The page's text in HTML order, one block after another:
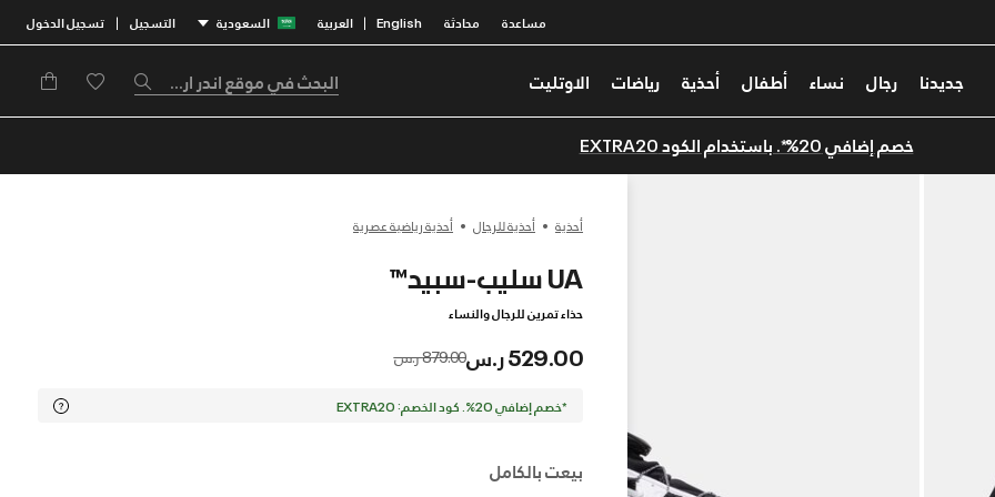
مساعدة محادثة English
| العربية السعودية التسجيل | تسجيل الدخول
جديدنا رجال نساء أطفال أحذية رياضات الاوتليت
خصم إضافي 20%*. باستخدام الكود EXTRA20
أحذية أحذية للرجال أحذية رياضية عصرية
UA سليب-سبيد™
حذاء تمرين للرجال والنساء
529.00 ر.س Price reduced from
879.00 ر.س to
*خصم إضافي 20%. كود الخصم: EXTRA20
بيعت بالكامل